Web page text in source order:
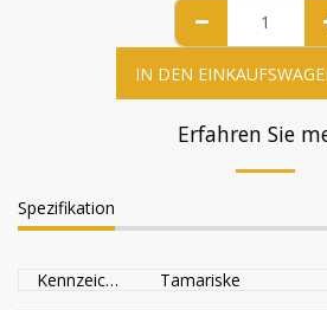
IN DEN
Erfahren Sie
Spezifikation
Kennzeichen Tamariske